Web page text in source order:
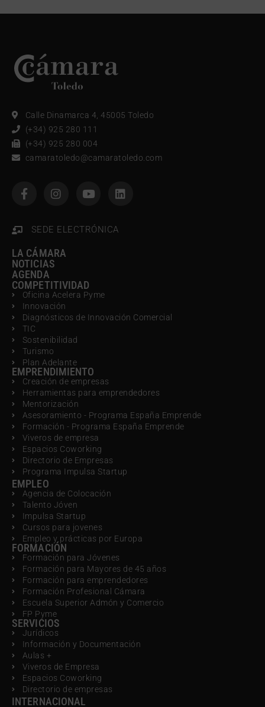
Calle Dinamarca 4, 45005 Toledo
(+34) 925 280 111
(+34) 925 280 004
camaratoledo@camaratoledo.com
SEDE ELECTRÓNICA
LA CÁMARA
NOTICIAS
AGENDA
COMPETITIVIDAD
Oficina Acelera Pyme
Innovación
Diagnósticos de Innovación Comercial
TIC
Sostenibilidad
Turismo
Plan Adelante
EMPRENDIMIENTO
Creación de empresas
Herramientas para emprendedores
Mentorización
Asesoramiento - Programa España Emprende
Formación - Programa España Emprende
Viveros de empresa
Espacios Coworking
Directorio de Empresas
Programa Impulsa Startup
EMPLEO
Agencia de Colocación
Talento Jóven
Impulsa Startup
Cursos para jovenes
Empleo y prácticas por Europa
FORMACIÓN
Formación para Jóvenes
Formación para Mayores de 45 años
Formación para emprendedores
Formación Profesional Cámara
Escuela Superior Admón y Comercio
FP Pyme
SERVICIOS
Jurídicos
Información y Documentación
Aulas +
Viveros de Empresa
Espacios Coworking
Directorio de empresas
INTERNACIONAL